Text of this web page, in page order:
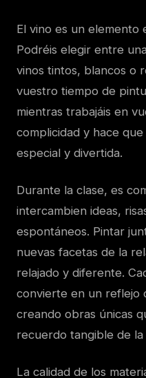
El vino es un elemento
Podréis elegir entre
vinos tintos, blancos o
vuestro tiempo de
mientras trabajáis en
complicidad y hace
especial y divertida.
Durante la clase, es
intercambien ideas,
espontáneos. Pintar
nuevas facetas de la
relajado y diferente.
convierte en un reflejo
creando obras únicas
recuerdo tangible de la
La calidad de los